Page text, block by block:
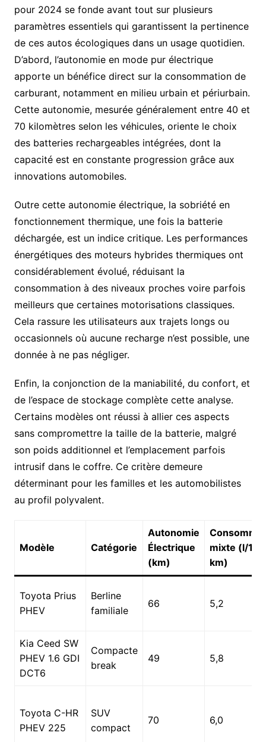
pour 2024 se fonde avant tout sur plusieurs
paramètres essentiels qui garantissent la pertinence
de ces autos écologiques dans un usage quotidien.
D’abord, l’autonomie en mode pur électrique
apporte un bénéfice direct sur la consommation de
carburant, notamment en milieu urbain et périurbain.
Cette autonomie, mesurée généralement entre 40 et
70 kilomètres selon les véhicules, oriente le choix
des batteries rechargeables intégrées, dont la
capacité est en constante progression grâce aux
innovations automobiles.
Outre cette autonomie électrique, la sobriété en
fonctionnement thermique, une fois la batterie
déchargée, est un indice critique. Les performances
énergétiques des moteurs hybrides thermiques ont
considérablement évolué, réduisant la
consommation à des niveaux proches voire parfois
meilleurs que certaines motorisations classiques.
Cela rassure les utilisateurs aux trajets longs ou
occasionnels où aucune recharge n’est possible, une
donnée à ne pas négliger.
Enfin, la conjonction de la maniabilité, du confort, et
de l’espace de stockage complète cette analyse.
Certains modèles ont réussi à allier ces aspects
sans compromettre la taille de la batterie, malgré
son poids additionnel et l’emplacement parfois
intrusif dans le coffre. Ce critère demeure
déterminant pour les familles et les automobilistes
au profil polyvalent.
Modèle Catégorie
Autonomie
Électrique
(km)
mixte (l/100
km)
Toyota Prius
PHEV
Berline
familiale
66 5,2
Kia Ceed SW
PHEV 1.6 GDI
DCT6
Compacte
break
49 5,8
Toyota C-HR
PHEV 225
SUV
compact
70 6,0